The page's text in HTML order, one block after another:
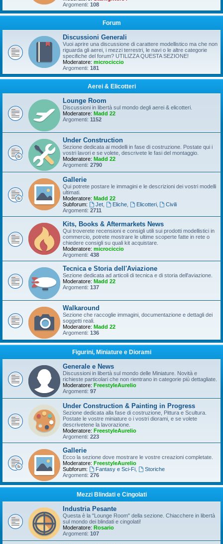
Argomenti: 108
Forum
Discussioni Generali
Vuoi aprire una discussione di carattere modellistico ma che non
riguarda gli aerei, i mezzi terrestri, le navi o le altre categorie
specifiche del forum? UTILIZZA QUESTA SEZIONE!
Moderatore: microciccio
Argomenti: 181
Aerei & Elicotteri
Lounge Room
Discussioni in libertà sul mondo degli aerei & elicotteri.
Moderatore: Madd 22
Argomenti: 1152
Under Construction
Sezione dedicata ai modelli in fase di costruzione. Postate qui i
vostri lavori e se volete, descrivete le fasi del montaggio.
Moderatore: Madd 22
Argomenti: 2790
Gallerie
Qui potrete postare le immagini e le descrizioni dei vostri modelli
ultimati.
Moderatore: Madd 22
Subforum:
Jet, Eliche, Elicotteri,
Civili
Argomenti: 2711
Kits, Books & Aftermarkets News
Qui troverete recensioni e consigli utili sui prodotti modellistici in
commercio, potrete mostrare le ultime scoperte fatte in rete o
chiedere consigli su quali kit acquistare.
Moderatore: microciccio
Argomenti: 438
Tecnica e Storia dell'Aviazione
Sezione dedicata ad articoli di tecnica e di storia dell'aviazione.
Moderatore: Madd 22
Argomenti: 137
Walkaround
Sezione che raccoglie immagini, documentazione e dettagli dei
soggetti reali.
Moderatore: Madd 22
Argomenti: 136
Figurini, Miniature e Diorami
Generale e News
Discussioni in libertà sul mondo delle Miniature. Novità e
richieste particolari che non rientrano in categorie più dettagliate.
Moderatore: FreestyleAurelio
Argomenti: 97
Under Construction & Painting in Progress
Sezione dedicata alla fase di costruzione, Pittura e Scultura.
Postate le vostre miniature o i vostri diorami, e se volete
descrivetene la lavorazione.
Moderatore: FreestyleAurelio
Argomenti: 223
Gallerie
Ecco la sezione dove mostrare le vostre creazioni completate.
Moderatore: FreestyleAurelio
Subforum:
Fantasy e Sci-Fi,
Storiche
Argomenti: 276
Mezzi Blindati e Cingolati
Industria Pesante
Questa è la "Lounge Room" della sezione. Chiacchere in libertà
sul mondo dei blindati e cingolati!
Moderatore: Rosario
Argomenti: 107